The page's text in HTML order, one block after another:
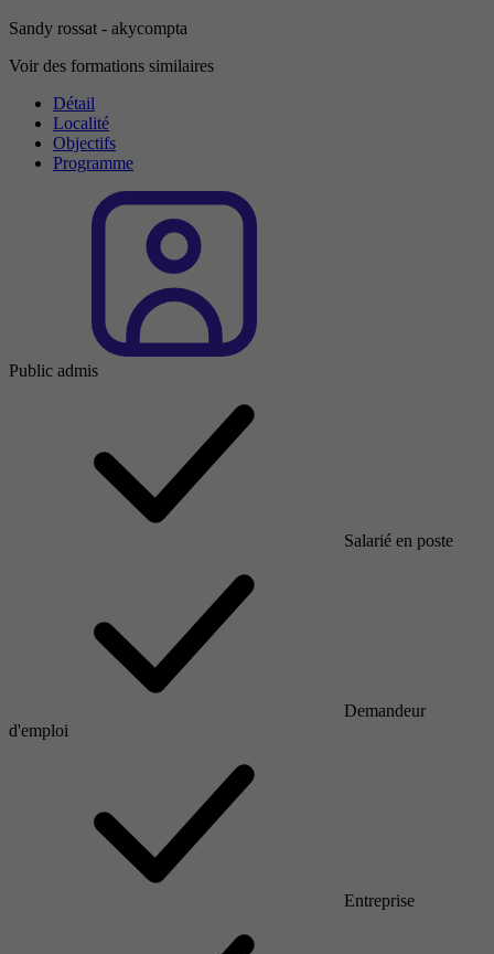
Sandy rossat - akycompta
Voir des formations similaires
Détail
Localité
Objectifs
Programme
Public admis
Salarié en poste
Demandeur
d'emploi
Entreprise